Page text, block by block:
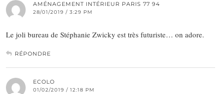
AMÉNAGEMENT INTÉRIEUR PARIS 77 94
28/01/2019 / 3:29 PM
Le joli bureau de Stéphanie Zwicky est très futuriste… on adore.
RÉPONDRE
ECOLO
01/02/2019 / 12:18 PM